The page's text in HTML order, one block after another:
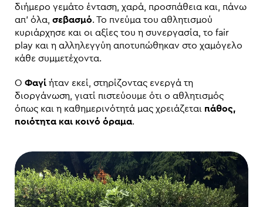
διήμερο γεμάτο ένταση, χαρά, προσπάθεια και, πάνω
απ’ όλα, σεβασμό. Το πνεύμα του αθλητισμού
κυριάρχησε και οι αξίες του η συνεργασία, το fair
play και η αλληλεγγύη αποτυπώθηκαν στο χαμόγελο
κάθε συμμετέχοντα.
Ο Φαγί ήταν εκεί, στηρίζοντας ενεργά τη
διοργάνωση, γιατί πιστεύουμε ότι ο αθλητισμός
όπως και η καθημερινότητά μας χρειάζεται πάθος,
ποιότητα και κοινό όραμα.